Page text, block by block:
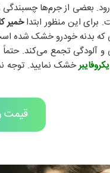
بعضی از جرم‌ها چسبندگی
برای این منظور ابتداخمیر
بدنه خودرو خشک شده
تجمع می‌کند. حتماً
خشک نمایید. توجه
قیمت